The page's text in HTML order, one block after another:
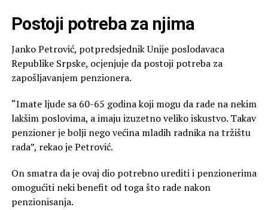
Postoji potreba za njima
Janko Petrović, potpredsjednik Unije poslodavaca
Republike Srpske, ocjenjuje da postoji potreba za
zapošljavanjem penzionera.
“Imate ljude sa 60-65 godina koji mogu da rade na nekim
lakšim poslovima, a imaju izuzetno veliko iskustvo. Takav
penzioner je bolji nego većina mladih radnika na tržištu
rada”, rekao je Petrović.
On smatra da je ovaj dio potrebno urediti i penzionerima
omogućiti neki benefit od toga što rade nakon
penzionisanja.